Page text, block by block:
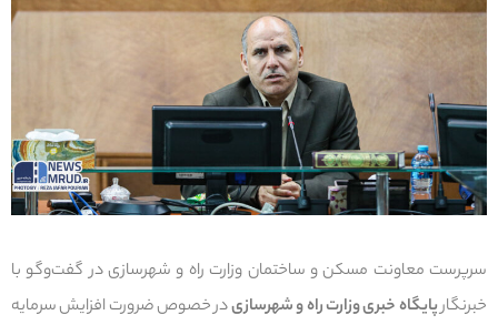
سرپرست معاونت مسکن و ساختمان وزارت راه و شهرسازی در گفت‌وگو با
خبرنگارپایگاه خبری وزارت راه و شهرسازیدر خصوص ضرورت افزایش سرمایه